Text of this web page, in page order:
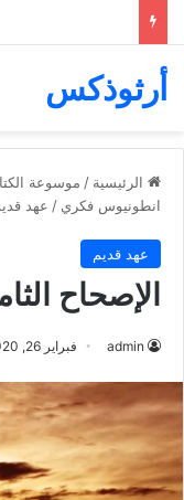
أرثوذكس
الرئيسية / موسوعة
انطونيوس فكري / عهد
عهد قديم
الإصحاح
admin فبراير 26, 2020